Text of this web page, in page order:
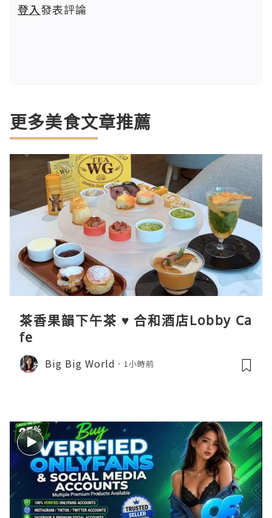
登入發表評論
更多美食文章推薦
茶香果韻下午茶 ♥ 合和酒店Lobby Ca
fe
Big Big World 1小時前